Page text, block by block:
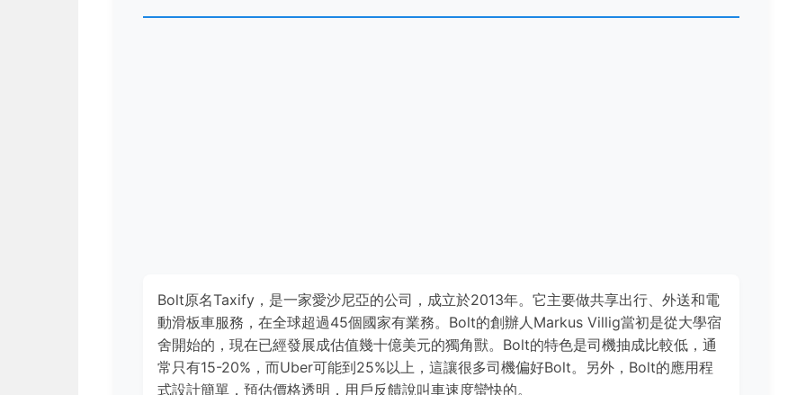
Bolt原名Taxify，是一家愛沙尼亞的公司，成立於2013年。它主要做共享出行、外送和電
動滑板車服務，在全球超過45個國家有業務。Bolt的創辦人Markus Villig當初是從大學宿
舍開始的，現在已經發展成估值幾十億美元的獨角獸。Bolt的特色是司機抽成比較低，通
常只有15-20%，而Uber可能到25%以上，這讓很多司機偏好Bolt。另外，Bolt的應用程
式設計簡單，預估價格透明，用戶反饋說叫車速度蠻快的。